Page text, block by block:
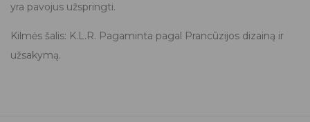
yra pavojus užspringti.
Kilmės šalis: K.L.R. Pagaminta pagal Prancūzijos dizainą ir
užsakymą.